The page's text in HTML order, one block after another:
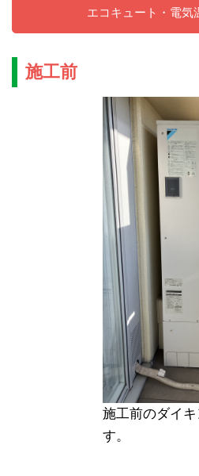
エコキュート・電気
施工前
施工前のダイ
す。